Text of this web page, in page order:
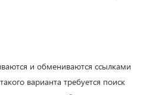
и обмениваются ссылками
варианта требуется поиск